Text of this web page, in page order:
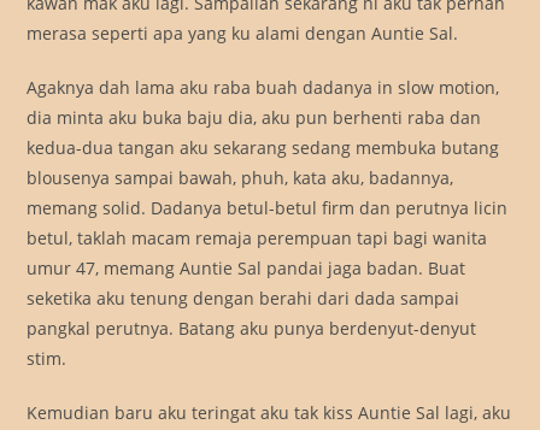
merasa seperti apa yang ku alami dengan Auntie Sal.
Agaknya dah lama aku raba buah dadanya in slow motion,
dia minta aku buka baju dia, aku pun berhenti raba dan
kedua-dua tangan aku sekarang sedang membuka butang
blousenya sampai bawah, phuh, kata aku, badannya,
memang solid. Dadanya betul-betul firm dan perutnya licin
betul, taklah macam remaja perempuan tapi bagi wanita
umur 47, memang Auntie Sal pandai jaga badan. Buat
seketika aku tenung dengan berahi dari dada sampai
pangkal perutnya. Batang aku punya berdenyut-denyut
stim.
Kemudian baru aku teringat aku tak kiss Auntie Sal lagi, aku